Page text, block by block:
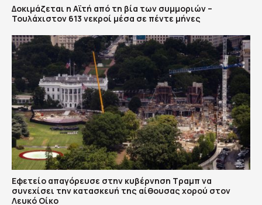
Δοκιμάζεται η Αϊτή από τη βία των συμμοριών –
Τουλάχιστον 613 νεκροί μέσα σε πέντε μήνες
Εφετείο απαγόρευσε στην κυβέρνηση Τραμπ να
συνεχίσει την κατασκευή της αίθουσας χορού στον
Λευκό Οίκο